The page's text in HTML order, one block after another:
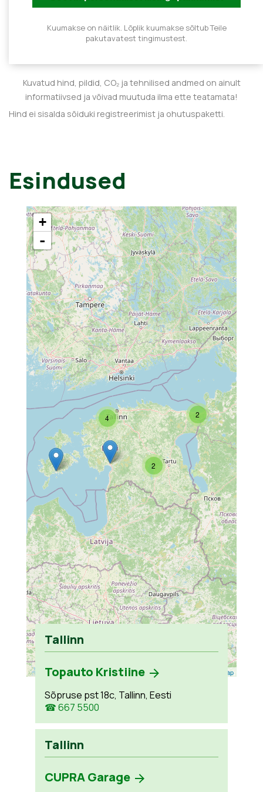
Kuumakse on näitlik. Lõplik kuumakse sõltub Teile
pakutavatest tingimustest.
Kuvatud hind, pildid, CO₂ ja tehnilised andmed on ainult
informatiivsed ja võivad muutuda ilma ette teatamata!
Hind ei sisalda sõiduki registreerimist ja ohutuspaketti.
Esindused
2
2
4
+
-
Leaflet OpenStreetMap
Tallinn
Topauto Kristiine
Sõpruse pst 18c, Tallinn, Eesti
☎ 667 5500
Tallinn
CUPRA Garage